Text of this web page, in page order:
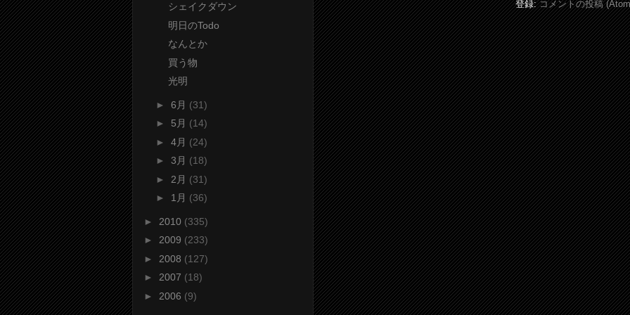
登録:コメントの投稿
シェイクダウン
明日のTodo
なんとか
買う物
光明
► 6月 (31)
► 5月 (14)
► 4月 (24)
► 3月 (18)
► 2月 (31)
► 1月 (36)
► 2010 (335)
► 2009 (233)
► 2008 (127)
► 2007 (18)
► 2006 (9)